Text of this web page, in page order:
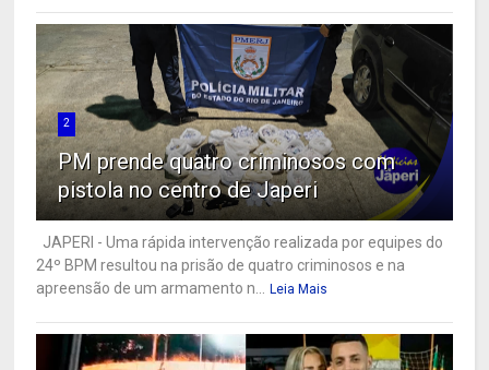
2
PM prende quatro criminosos com
pistola no centro de Japeri
JAPERI - Uma rápida intervenção realizada por equipes do
24º BPM resultou na prisão de quatro criminosos e na
apreensão de um armamento n...
Leia Mais